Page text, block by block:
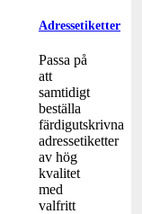
Adressetiketter
Passa på
att
samtidigt
beställa
färdigutskrivna
adressetiketter
av hög
kvalitet
med
valfritt